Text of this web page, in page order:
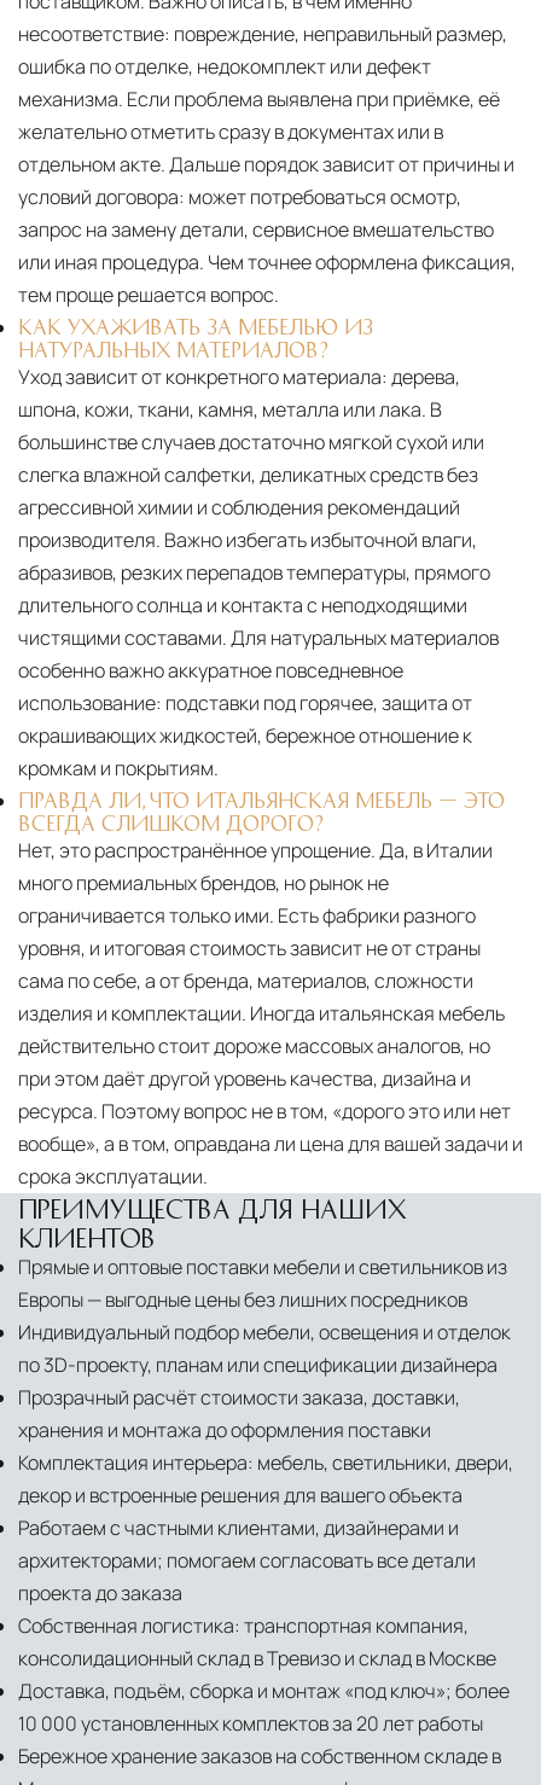
несоответствие: повреждение, неправильный размер,
ошибка по отделке, недокомплект или дефект
механизма. Если проблема выявлена при приёмке, её
желательно отметить сразу в документах или в
отдельном акте. Дальше порядок зависит от причины и
условий договора: может потребоваться осмотр,
запрос на замену детали, сервисное вмешательство
или иная процедура. Чем точнее оформлена фиксация,
тем проще решается вопрос.
КАК УХАЖИВАТЬ ЗА МЕБЕЛЬЮ ИЗ
НАТУРАЛЬНЫХ МАТЕРИАЛОВ?
Уход зависит от конкретного материала: дерева,
шпона, кожи, ткани, камня, металла или лака. В
большинстве случаев достаточно мягкой сухой или
слегка влажной салфетки, деликатных средств без
агрессивной химии и соблюдения рекомендаций
производителя. Важно избегать избыточной влаги,
абразивов, резких перепадов температуры, прямого
длительного солнца и контакта с неподходящими
чистящими составами. Для натуральных материалов
особенно важно аккуратное повседневное
использование: подставки под горячее, защита от
окрашивающих жидкостей, бережное отношение к
кромкам и покрытиям.
ПРАВДА ЛИ, ЧТО ИТАЛЬЯНСКАЯ МЕБЕЛЬ — ЭТО
ВСЕГДА СЛИШКОМ ДОРОГО?
Нет, это распространённое упрощение. Да, в Италии
много премиальных брендов, но рынок не
ограничивается только ими. Есть фабрики разного
уровня, и итоговая стоимость зависит не от страны
сама по себе, а от бренда, материалов, сложности
изделия и комплектации. Иногда итальянская мебель
действительно стоит дороже массовых аналогов, но
при этом даёт другой уровень качества, дизайна и
ресурса. Поэтому вопрос не в том, «дорого это или нет
вообще», а в том, оправдана ли цена для вашей задачи и
срока эксплуатации.
ПРЕИМУЩЕСТВА ДЛЯ НАШИХ
КЛИЕНТОВ
Прямые и оптовые поставки мебели и светильников из
Европы — выгодные цены без лишних посредников
Индивидуальный подбор мебели, освещения и отделок
по 3D-проекту, планам или спецификации дизайнера
Прозрачный расчёт стоимости заказа, доставки,
хранения и монтажа до оформления поставки
Комплектация интерьера: мебель, светильники, двери,
декор и встроенные решения для вашего объекта
Работаем с частными клиентами, дизайнерами и
архитекторами; помогаем согласовать все детали
проекта до заказа
Собственная логистика: транспортная компания,
консолидационный склад в Тревизо и склад в Москве
Доставка, подъём, сборка и монтаж «под ключ»; более
10 000 установленных комплектов за 20 лет работы
Бережное хранение заказов на собственном складе в